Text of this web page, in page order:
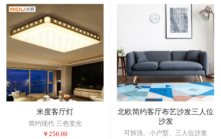
米度客厅灯
简约现代 三色变光
￥ 256.00
北欧简约客厅布艺沙发三人位
沙发
可拆洗、小户型、三人位沙发